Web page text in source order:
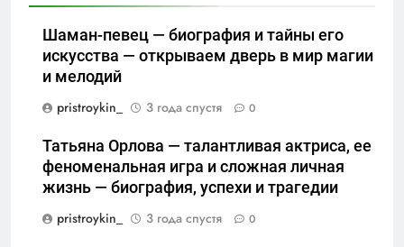
Шаман-певец — биография и тайны его
искусства — открываем дверь в мир магии
и мелодий
pristroykin_
3 года спустя 0
Татьяна Орлова — талантливая актриса, ее
феноменальная игра и сложная личная
жизнь — биография, успехи и трагедии
pristroykin_
3 года спустя 0